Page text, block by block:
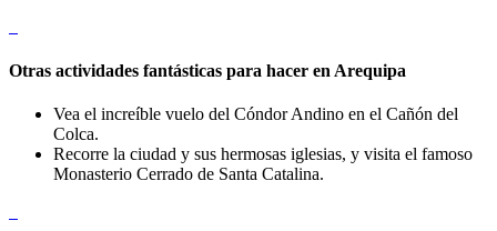
Otras actividades fantásticas para hacer en Arequipa
Vea el increíble vuelo del Cóndor Andino en el Cañón del
Colca.
Recorre la ciudad y sus hermosas iglesias, y visita el famoso
Monasterio Cerrado de Santa Catalina.